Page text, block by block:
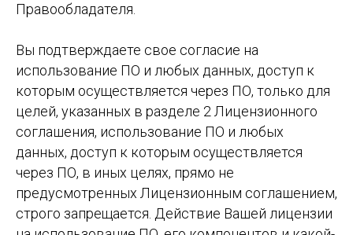
Правообладателя.
Вы подтверждаете свое согласие на
использование ПО и любых данных, доступ к
которым осуществляется через ПО, только для
целей, указанных в разделе 2 Лицензионного
соглашения, использование ПО и любых
данных, доступ к которым осуществляется
через ПО, в иных целях, прямо не
предусмотренных Лицензионным соглашением,
строго запрещается. Действие Вашей лицензии